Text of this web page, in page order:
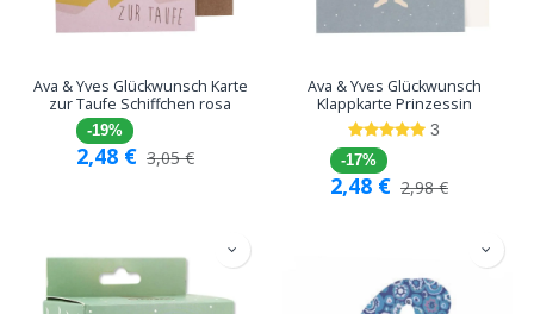
Ava & Yves Glückwunsch Karte
zur Taufe Schiffchen rosa
-19%
2,48 € 3,05€
Ava & Yves Glückwunsch
Klappkarte Prinzessin
3
-17%
2,48 € 2,98€